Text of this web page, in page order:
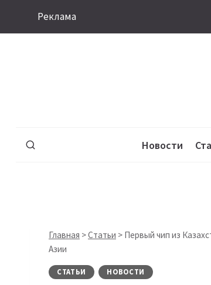
Реклама
Новости
Главная >Статьи > Первый чип из
Азии
СТАТЬИ НОВОСТИ